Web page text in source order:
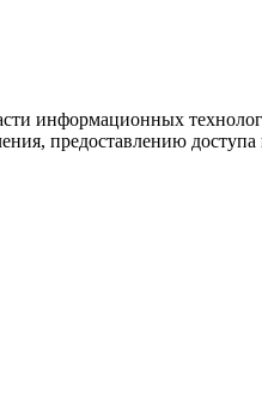
информационных
предоставлению